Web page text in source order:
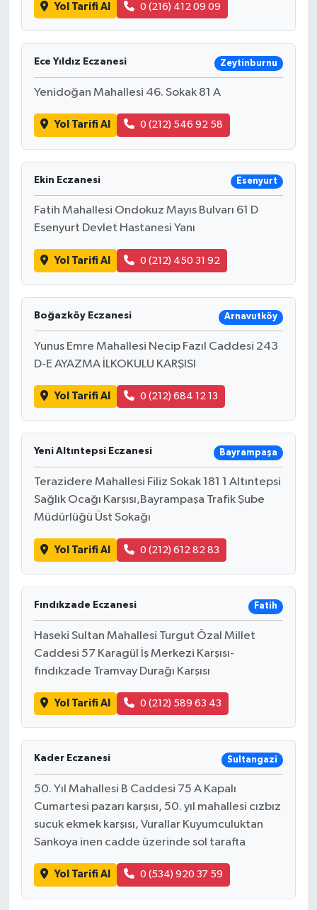
Yol Tarifi Al 0 (216) 412 09 09
Ece Yıldız Eczanesi Zeytinburnu
Yenidoğan Mahallesi 46. Sokak 81 A
Yol Tarifi Al 0 (212) 546 92 58
Ekin Eczanesi Esenyurt
Fatih Mahallesi Ondokuz Mayıs Bulvarı 61 D
Esenyurt Devlet Hastanesi Yanı
Yol Tarifi Al 0 (212) 450 31 92
Boğazköy Eczanesi Arnavutköy
Yunus Emre Mahallesi Necip Fazıl Caddesi 243
D-E AYAZMA İLKOKULU KARŞISI
Yol Tarifi Al 0 (212) 684 12 13
Yeni Altıntepsi Eczanesi Bayrampaşa
Terazidere Mahallesi Filiz Sokak 181 1 Altıntepsi
Sağlık Ocağı Karşısı,Bayrampaşa Trafik Şube
Müdürlüğü Üst Sokağı
Yol Tarifi Al 0 (212) 612 82 83
Fındıkzade Eczanesi Fatih
Haseki Sultan Mahallesi Turgut Özal Millet
Caddesi 57 Karagül İş Merkezi Karşısı-
fındıkzade Tramvay Durağı Karşısı
Yol Tarifi Al 0 (212) 589 63 43
Kader Eczanesi Sultangazi
50. Yıl Mahallesi B Caddesi 75 A Kapalı
Cumartesi pazarı karşısı, 50. yıl mahallesi cızbız
sucuk ekmek karşısı, Vurallar Kuyumculuktan
Sankoya inen cadde üzerinde sol tarafta
Yol Tarifi Al 0 (534) 920 37 59